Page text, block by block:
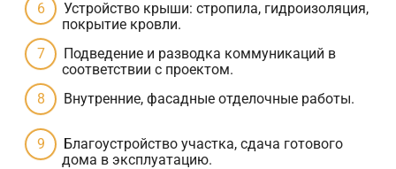
Устройство крыши: стропила, гидроизоляция,
покрытие кровли.
Подведение и разводка коммуникаций в
соответствии с проектом.
Внутренние, фасадные отделочные работы.
Благоустройство участка, сдача готового
дома в эксплуатацию.